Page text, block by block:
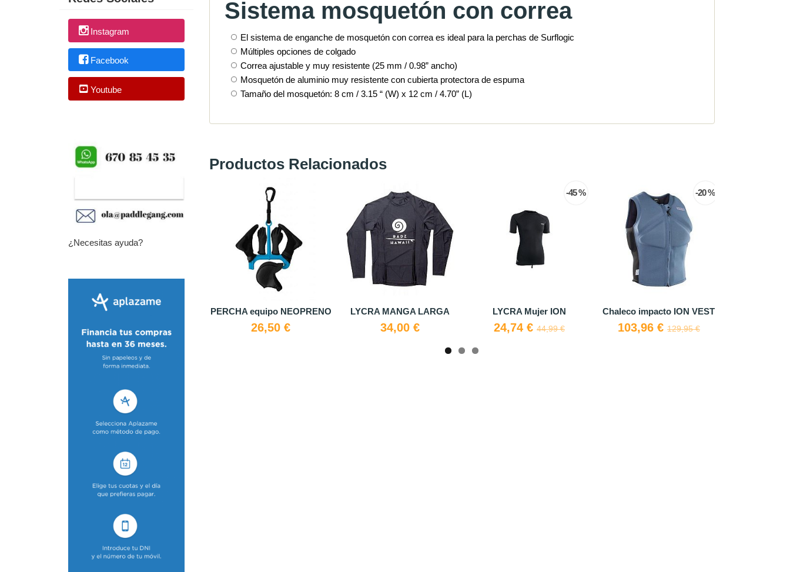
Instagram
Facebook
Youtube
¿Necesitas ayuda?
Sistema mosquetón con correa
El sistema de enganche de mosquetón con correa es ideal para la perchas de Surflogic
Múltiples opciones de colgado
Correa ajustable y muy resistente (25 mm / 0.98” ancho)
Mosquetón de aluminio muy resistente con cubierta protectora de espuma
Tamaño del mosquetón: 8 cm / 3.15 “ (W) x 12 cm / 4.70” (L)
Productos Relacionados
PERCHA equipo NEOPRENO
26,50 €
LYCRA MANGA LARGA
34,00 €
-45 %
LYCRA Mujer ION
24,74 €44,99 €
-20 %
Chaleco impacto ION VEST
103,96 € 129,95 €